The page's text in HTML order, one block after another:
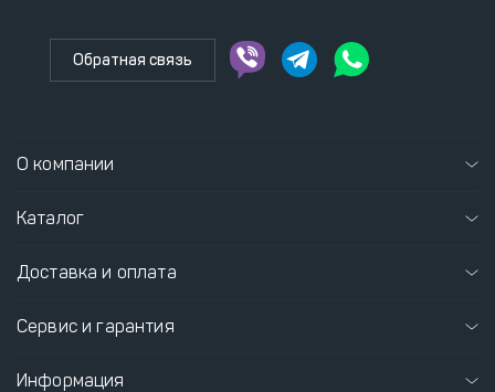
Обратная связь
О компании
Каталог
Доставка и оплата
Сервис и гарантия
Информация